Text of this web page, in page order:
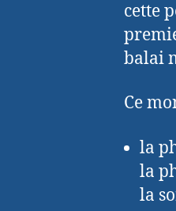
cette
balai
Ce
la
la
la